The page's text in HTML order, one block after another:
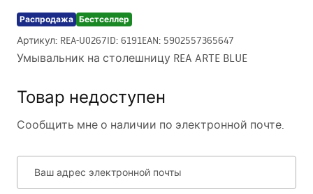
Распродажа Бестселлер
Артикул: REA-U0267ID: 6191EAN: 5902557365647
Умывальник на столешницу REA ARTE BLUE
Товар недоступен
Сообщить мне о наличии по электронной почте.
Ваш адрес электронной почты